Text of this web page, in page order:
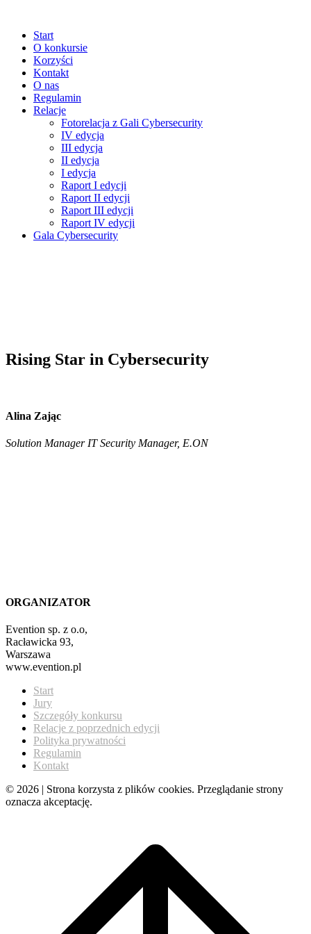
Start
O konkursie
Korzyści
Kontakt
O nas
Regulamin
Relacje
Fotorelacja z Gali Cybersecurity
IV edycja
III edycja
II edycja
I edycja
Raport I edycji
Raport II edycji
Raport III edycji
Raport IV edycji
Gala Cybersecurity
Rising Star in Cybersecurity
Alina Zając
Solution Manager IT Security Manager, E.ON
ORGANIZATOR
Evention sp. z o.o,
Racławicka 93,
Warszawa
www.evention.pl
Start
Jury
Szczegóły konkursu
Relacje z poprzednich edycji
Polityka prywatności
Regulamin
Kontakt
© 2026 | Strona korzysta z plików cookies. Przeglądanie strony
oznacza akceptację.